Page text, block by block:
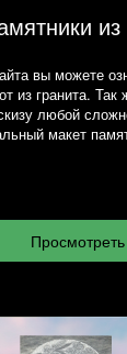
из
вы можете
из гранита.
любой
макет